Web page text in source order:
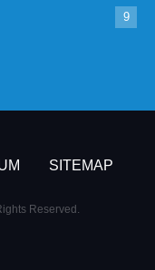
9
SITEMAP
Reserved.